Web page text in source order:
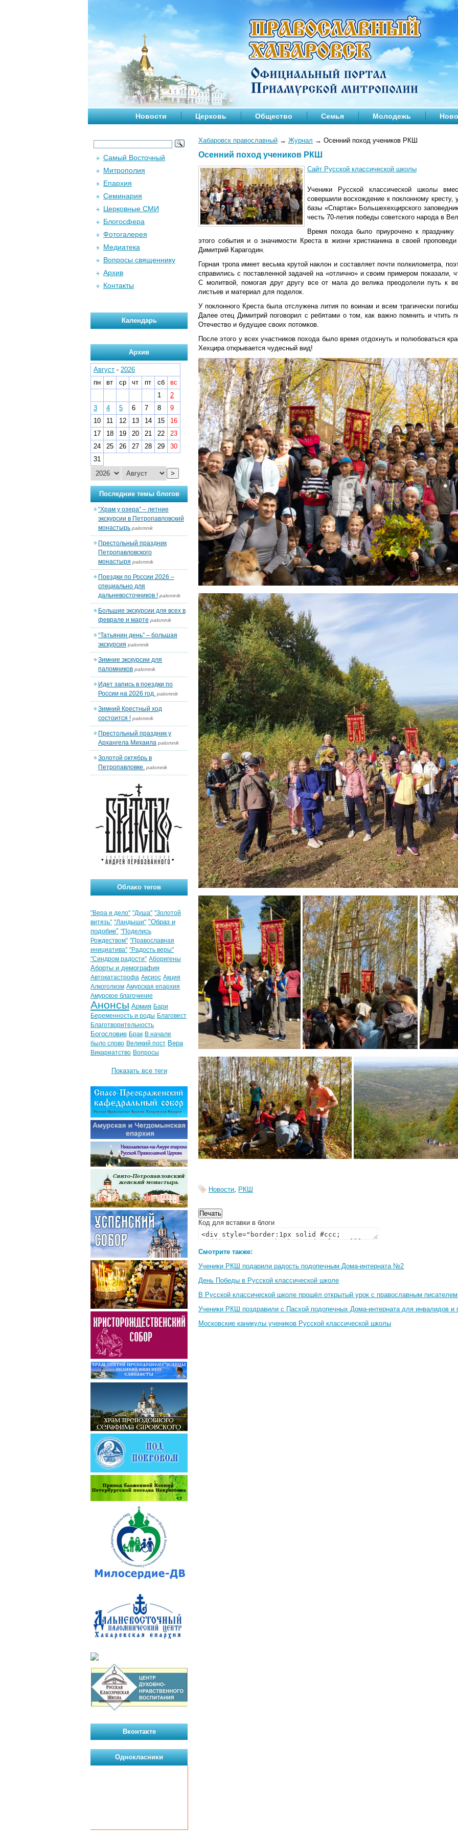
Новости Церковь Общество Семья Молодежь
Хабаровск православный → Журнал → Осенний поход учеников РКШ
Осенний поход учеников РКШ
Сайт Русской классической школы
Ученики Русской классической школы
совершили восхождение к поклонному кресту,
базы «Спартак» Большехехцирского
честь 70-летия победы советского народа в
Время похода было приурочено к
этого события и о значимости Креста в жизни христианина в своей
Димитрий Карагодин.
Горная тропа имеет весьма крутой наклон и составляет почти полкилометра,
справились с поставленной задачей на «отлично» и своим примером показали,
С молитвой, помогая друг другу все от мала до велика преодолели путь к
листьев и материал для поделок.
У поклонного Креста была отслужена лития по воинам и всем трагически
Далее отец Димитрий поговорил с ребятами о том, как важно помнить и чтить
Отечество и будущее своих потомков.
После этого у всех участников похода было время отдохнуть и полюбоваться
Хехцира открывается чудесный вид!
Новости, РКШ
Код для вставки в блоги
Смотрите также:
Ученики РКШ подарили радость подопечным Дома-интерната №2
День Победы в Русской классической школе
В Русской классической школе прошёл открытый урок с православным
Ученики РКШ поздравили с Пасхой подопечных Дома-интерната для инвалидов
Московские каникулы учеников Русской классической школы
Самый Восточный
Митрополия
Епархия
Семинария
Церковные СМИ
Блогосфера
Фотогалерея
Медиатека
Вопросы священнику
Архив
Контакты
Календарь
Архив
Август - 2026
пн
вт ср чт пт сб
вс
1
2
3
4 5 6 7 8
9
10
11 12 13 14 15
16
17
18 19 20 21 22
23
24
25 26 27 28 29
30
31
>
Последние темы блогов
“Храм у озера” – летние
экскурсии в Петропавловский
монастырь palomnik
Престольный праздник
Петропавловского
монастыря palomnik
Поездки по России 2026 –
специально для
дальневосточников ! palomnik
Большие экскурсии для всех в
феврале и марте palomnik
“Татьянин день” – большая
экскурсия palomnik
Зимние экскурсии для
паломников palomnik
Идет запись в поездки по
России на 2026 год. palomnik
Зимний Крестный ход
состоится ! palomnik
Престольный праздник у
Архангела Михаила palomnik
Золотой октябрь в
Петропавловке. palomnik
Облако тегов
"Вера и дело" "Душа" "Золотой
витязь" "Ландыши" "Образ и
подобие" "Поделись
Рождеством" "Православная
инициатива" "Радость веры"
"Синдром радости" Аборигены
Аборты и демография
Автокатастрофа Аксиос Акция
Алкоголизм Амурская епархия
Амурское благочиние
Анонсы Армия Бари
Беременность и роды Благовест
Благотворительность
Богословие Брак В начале
было слово Великий пост Вера
Викариатство Вопросы
Показать все теги
Вконтакте
Однокласники